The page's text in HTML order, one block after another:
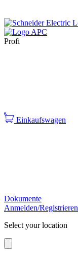
Profi
Einkaufswagen
Dokumente
Anmelden/Registrieren
Select your location